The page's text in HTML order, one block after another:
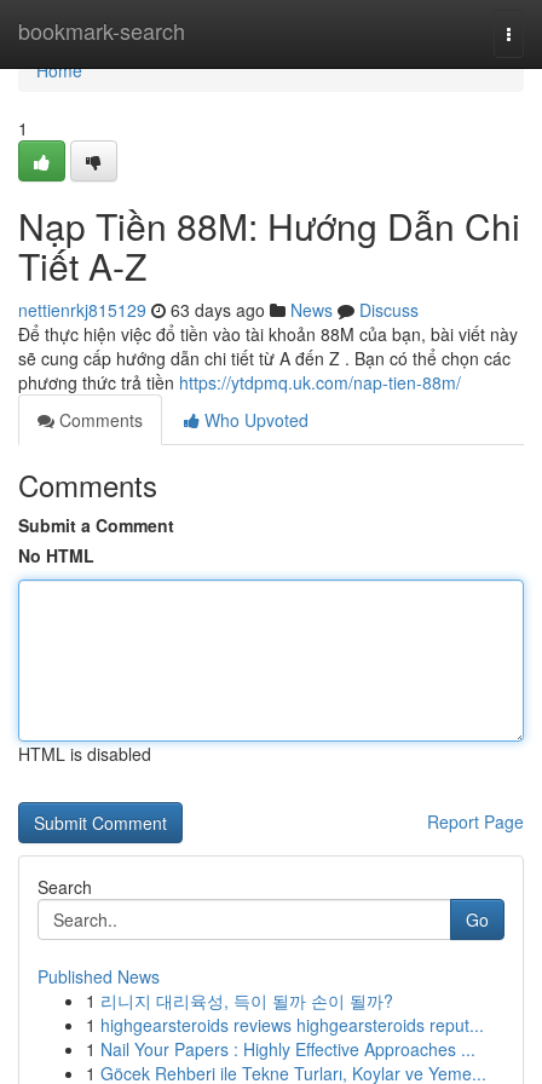
bookmark-search
Home
Home
1
Nạp Tiền 88M: Hướng Dẫn Chi
Tiết A-Z
nettienrkj815129 63 days ago News
Discuss
Để thực hiện việc đổ tiền vào tài khoản 88M của bạn, bài viết này
sẽ cung cấp hướng dẫn chi tiết từ A đến Z . Bạn có thể chọn các
phương thức trả tiền https://ytdpmq.uk.com/nap-tien-88m/
Comments
Who Upvoted
Comments
Submit a Comment
No HTML
HTML is disabled
Report Page
Search
Go
Published News
1 리니지 대리육성, 득이 될까 손이 될까?
1 highgearsteroids reviews highgearsteroids reput...
1 Nail Your Papers : Highly Effective Approaches ...
1 Göcek Rehberi ile Tekne Turları, Koylar ve Yeme...